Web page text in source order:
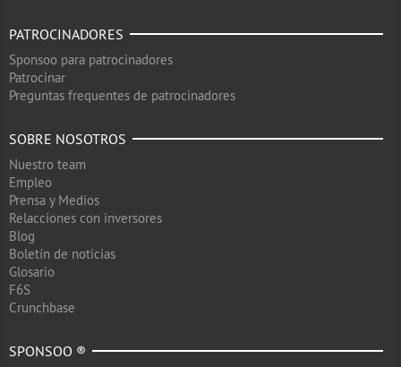
PATROCINADORES
Sponsoo para patrocinadores
Patrocinar
Preguntas frequentes de patrocinadores
SOBRE NOSOTROS
Nuestro team
Empleo
Prensa y Medios
Relacciones con inversores
Blog
Boletín de noticias
Glosario
F6S
Crunchbase
SPONSOO ®